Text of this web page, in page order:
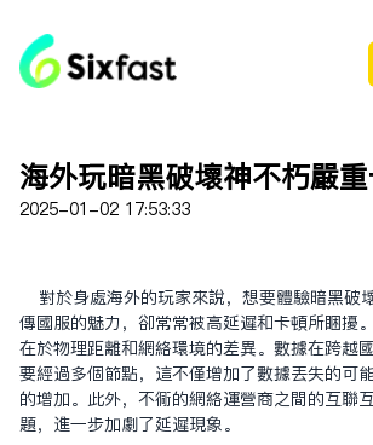
海外玩暗黑破坏神不朽严重
2025-01-02 17:53:33
对于身处海外的玩家来说，想要体验暗黑破
传国服的魅力，却常常被高延迟和卡顿所困扰
在于物理距离和网络环境的差异。数据在跨越
要经过多个节点，这不仅增加了数据丢失的可
的增加。此外，不同的网络运营商之间的互联
题，进一步加剧了延迟现象。